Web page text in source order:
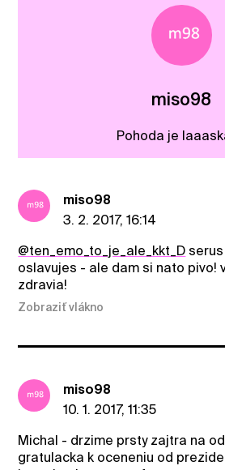
miso98
Pohoda je
miso98
3. 2. 2017, 16:14
@ten_emo_to_je_ale_kkt_D
oslavujes - ale dam si nato pivo!
zdravia!
Zobraziť vlákno
miso98
10. 1. 2017, 11:35
Michal - drzime prsty zajtra na
gratulacka k oceneniu od